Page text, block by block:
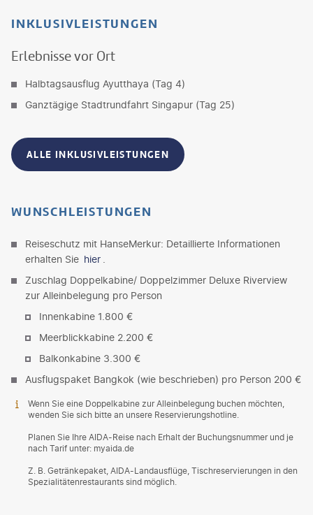
INKLUSIVLEISTUNGEN
Erlebnisse vor Ort
Halbtagsausflug Ayutthaya (Tag 4)
Ganztägige Stadtrundfahrt Singapur (Tag 25)
ALLE INKLUSIVLEISTUNGEN
WUNSCHLEISTUNGEN
Reiseschutz mit HanseMerkur: Detaillierte Informationen
erhalten Sie hier
Zuschlag Doppelkabine/ Doppelzimmer Deluxe Riverview
zur Alleinbelegung pro Person
Innenkabine 1.800 €
Meerblickkabine 2.200 €
Balkonkabine 3.300 €
Ausflugspaket Bangkok (wie beschrieben) pro Person 200 €
Wenn Sie eine Doppelkabine zur Alleinbelegung buchen möchten,
wenden Sie sich bitte an unsere Reservierungshotline.
Planen Sie Ihre AIDA-Reise nach Erhalt der Buchungsnummer und je
nach Tarif unter: myaida.de
Z. B. Getränkepaket, AIDA-Landausflüge, Tischreservierungen in den
Spezialitätenrestaurants sind möglich.